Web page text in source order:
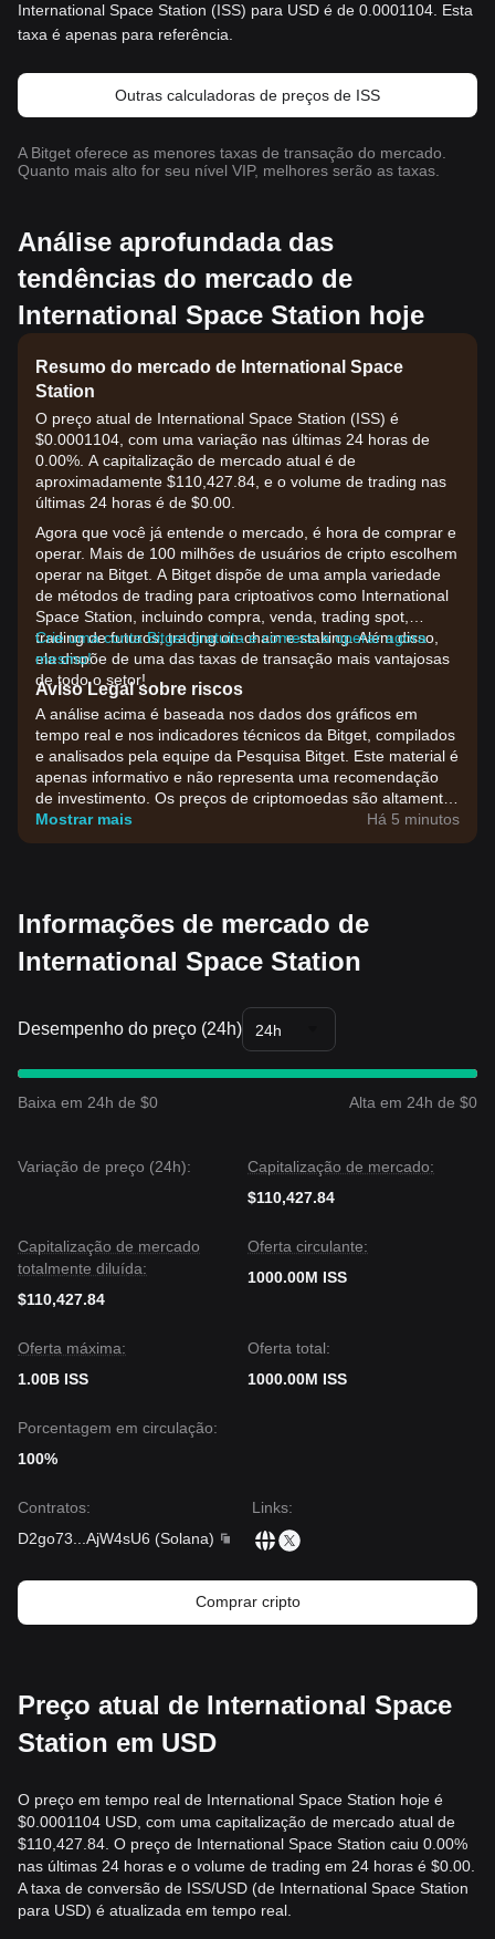
International Space Station (ISS) para USD é de 0.0001104. Esta
taxa é apenas para referência.
Outras calculadoras de preços de ISS
A Bitget oferece as menores taxas de transação do mercado.
Quanto mais alto for seu nível VIP, melhores serão as taxas.
Análise aprofundada das
tendências do mercado de
International Space Station hoje
Resumo do mercado de International Space
Station
O preço atual de International Space Station (ISS) é
$0.0001104, com uma variação nas últimas 24 horas de
0.00%. A capitalização de mercado atual é de
aproximadamente $110,427.84, e o volume de trading nas
últimas 24 horas é de $0.00.
Agora que você já entende o mercado, é hora de comprar e
operar. Mais de 100 milhões de usuários de cripto escolhem
operar na Bitget. A Bitget dispõe de uma ampla variedade
de métodos de trading para criptoativos como International
Space Station, incluindo compra, venda, trading spot,
trading de futuros, trading on-chain e staking. Além disso,
ela dispõe de uma das taxas de transação mais vantajosas
de todo o setor!
Crie uma conta Bitget gratuita e comece a operar agora
mesmo!
Aviso Legal sobre riscos
A análise acima é baseada nos dados dos gráficos em
tempo real e nos indicadores técnicos da Bitget, compilados
e analisados pela equipe da Pesquisa Bitget. Este material é
apenas informativo e não representa uma recomendação
de investimento. Os preços de criptomoedas são altamente
voláteis. Tome suas decisões de investimento com base na
sua própria tolerância ao risco.
Mostrar mais Há 5 minutos
Informações de mercado de
International Space Station
Desempenho do preço (24h) 24h
Baixa em 24h de $0 Alta em 24h de $0
Variação de preço (24h):
Capitalização de mercado:
$110,427.84
Capitalização de mercado
totalmente diluída:
$110,427.84
Oferta circulante:
1000.00M ISS
Oferta máxima:
1.00B ISS
Oferta total:
1000.00M ISS
Porcentagem em circulação:
100%
Contratos:
D2go73
AjW4sU6 (Solana)
Links:
Comprar cripto
Preço atual de International Space
Station em USD
O preço em tempo real de International Space Station hoje é
$0.0001104 USD, com uma capitalização de mercado atual de
$110,427.84. O preço de International Space Station caiu 0.00%
nas últimas 24 horas e o volume de trading em 24 horas é $0.00.
A taxa de conversão de ISS/USD (de International Space Station
para USD) é atualizada em tempo real.